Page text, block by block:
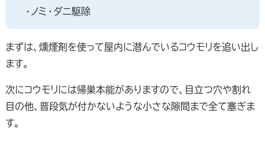
・ノミ・ダニ駆除
まずは、燻煙剤を使って屋内に潜んでいるコウモリを追い出し
ます。
次にコウモリには帰巣本能がありますので、目立つ穴や割れ
目の他、普段気が付かないような小さな隙間まで全て塞ぎま
す。